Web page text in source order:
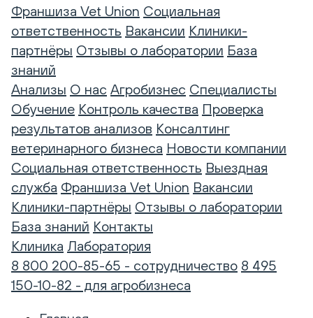
Франшиза Vet Union Социальная
ответственность Вакансии Клиники-
партнёры Отзывы о лаборатории База
знаний
Анализы О нас Агробизнес Специалисты
Обучение Контроль качества Проверка
результатов анализов Консалтинг
ветеринарного бизнеса Новости компании
Социальная ответственность Выездная
служба Франшиза Vet Union Вакансии
Клиники-партнёры Отзывы о лаборатории
База знаний Контакты
Клиника Лаборатория
8 800 200-85-65 - сотрудничество 8 495
150-10-82 - для агробизнеса